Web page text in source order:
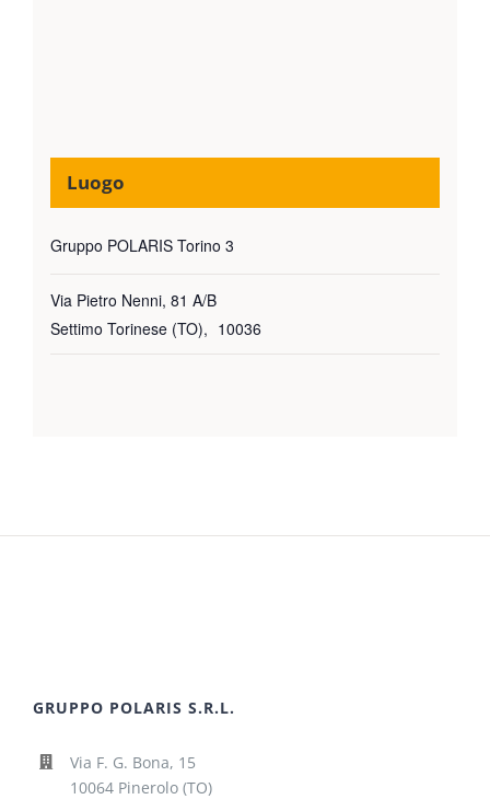
Luogo
Gruppo POLARIS Torino 3
Via Pietro Nenni, 81 A/B
Settimo Torinese (TO), 10036
GRUPPO POLARIS S.R.L.
Via F. G. Bona, 15
10064 Pinerolo (TO)